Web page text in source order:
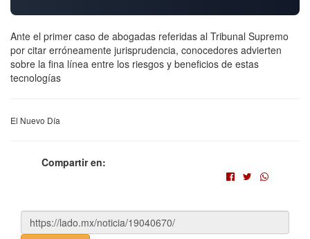
Ante el primer caso de abogadas referidas al Tribunal Supremo
por citar erróneamente jurisprudencia, conocedores advierten
sobre la fina línea entre los riesgos y beneficios de estas
tecnologías
El Nuevo Día
Compartir en: